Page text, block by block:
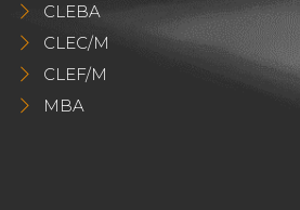
CLEBA
CLEC/M
CLEF/M
MBA